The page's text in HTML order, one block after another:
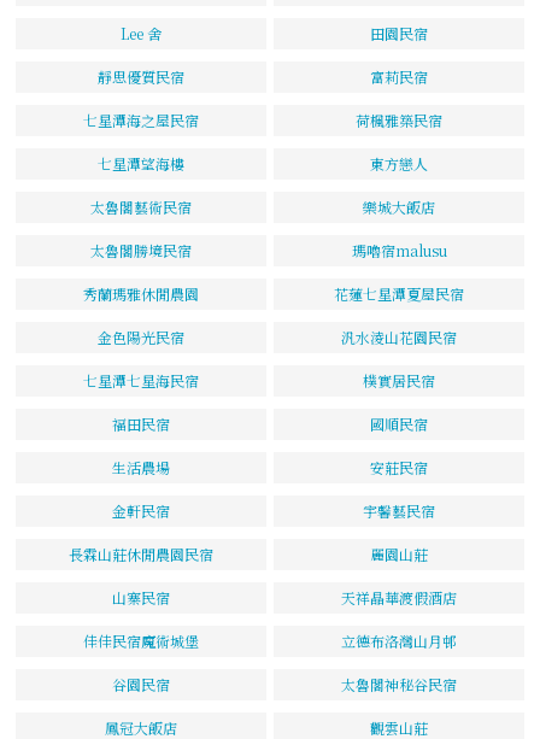
Lee 舍 田園民宿
靜思優質民宿 富莉民宿
七星潭海之屋民宿 荷楓雅築民宿
七星潭望海樓 東方戀人
太魯閣藝術民宿 樂城大飯店
太魯閣勝境民宿 瑪嚕宿malusu
秀蘭瑪雅休閒農園 花蓮七星潭夏屋民宿
金色陽光民宿 汎水淩山花園民宿
七星潭七星海民宿 樸實居民宿
福田民宿 國順民宿
生活農場 安莊民宿
金軒民宿 宇馨藝民宿
長霖山莊休閒農園民宿 麗園山莊
山寨民宿 天祥晶華渡假酒店
佳佳民宿魔術城堡 立德布洛灣山月邨
谷園民宿 太魯閣神秘谷民宿
鳳冠大飯店 觀雲山莊